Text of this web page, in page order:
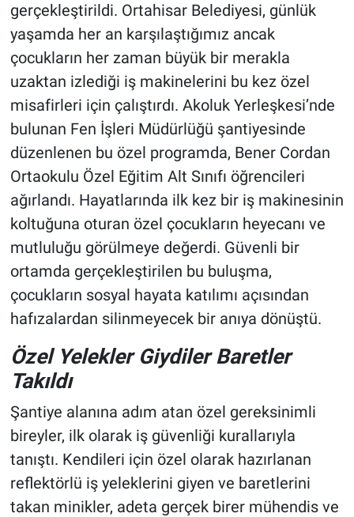
gerçekleştirildi. Ortahisar Belediyesi, günlük
yaşamda her an karşılaştığımız ancak
çocukların her zaman büyük bir merakla
uzaktan izlediği iş makinelerini bu kez özel
misafirleri için çalıştırdı. Akoluk Yerleşkesi’nde
bulunan Fen İşleri Müdürlüğü şantiyesinde
düzenlenen bu özel programda, Bener Cordan
Ortaokulu Özel Eğitim Alt Sınıfı öğrencileri
ağırlandı. Hayatlarında ilk kez bir iş makinesinin
koltuğuna oturan özel çocukların heyecanı ve
mutluluğu görülmeye değerdi. Güvenli bir
ortamda gerçekleştirilen bu buluşma,
çocukların sosyal hayata katılımı açısından
hafızalardan silinmeyecek bir anıya dönüştü.
Özel Yelekler Giydiler Baretler
Takıldı
Şantiye alanına adım atan özel gereksinimli
bireyler, ilk olarak iş güvenliği kurallarıyla
tanıştı. Kendileri için özel olarak hazırlanan
reflektörlü iş yeleklerini giyen ve baretlerini
takan minikler, adeta gerçek birer mühendis ve